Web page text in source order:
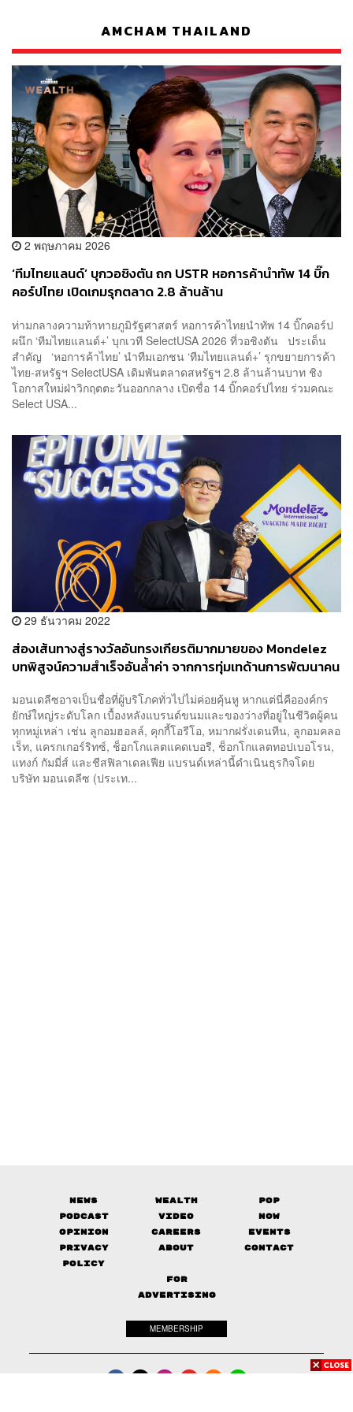
AMCHAM THAILAND
2 พฤษภาคม 2026
‘ทีมไทยแลนด์’ บุกวอชิงตัน ถก USTR หอการค้านำทัพ 14 บิ๊ก
คอร์ปไทย เปิดเกมรุกตลาด 2.8 ล้านล้าน
ท่ามกลางความท้าทายภูมิรัฐศาสตร์ หอการค้าไทยนำทัพ 14 บิ๊กคอร์ป
ผนึก ‘ทีมไทยแลนด์+’ บุกเวที SelectUSA 2026 ที่วอชิงตัน ประเด็น
สำคัญ ‘หอการค้าไทย’ นำทีมเอกชน ‘ทีมไทยแลนด์+’ รุกขยายการค้า
ไทย-สหรัฐฯ SelectUSA เดิมพันตลาดสหรัฐฯ 2.8 ล้านล้านบาท ชิง
โอกาสใหม่ฝ่าวิกฤตตะวันออกกลาง เปิดชื่อ 14 บิ๊กคอร์ปไทย ร่วมคณะ
Select USA...
29 ธันวาคม 2022
ส่องเส้นทางสู่รางวัลอันทรงเกียรติมากมายของ Mondelez
บทพิสูจน์ความสำเร็จอันล้ำค่า จากการทุ่มเทด้านการพัฒนาคน
มอนเดลีซอาจเป็นชื่อที่ผู้บริโภคทั่วไปไม่ค่อยคุ้นหู หากแต่นี่คือองค์กร
ยักษ์ใหญ่ระดับโลก เบื้องหลังแบรนด์ขนมและของว่างที่อยู่ในชีวิตผู้คน
ทุกหมู่เหล่า เช่น ลูกอมฮอลล์, คุกกี้โอรีโอ, หมากฝรั่งเดนทีน, ลูกอมคลอ
เร็ท, แครกเกอร์ริทซ์, ช็อกโกแลตแคดเบอรี, ช็อกโกแลตทอปเบอโรน,
แทงก์ กัมมี่ส์ และชีสฟิลาเดลเฟีย แบรนด์เหล่านี้ดำเนินธุรกิจโดย
บริษัท มอนเดลีซ (ประเท...
News Wealth
Pop
Podcast
Video
Now
Opinion
Careers
Events
Privacy
Policy
About Contact
FOR
ADVERTISING
MEMBERSHIP